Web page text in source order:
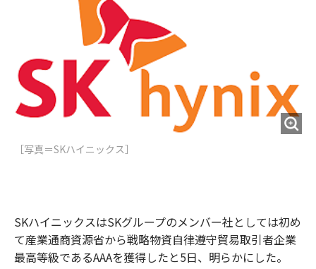
［写真＝SKハイニックス］
SKハイニックスはSKグループのメンバー社としては初め
て産業通商資源省から戦略物資自律遵守貿易取引者企業
最高等級であるAAAを獲得したと5日、明らかにした。